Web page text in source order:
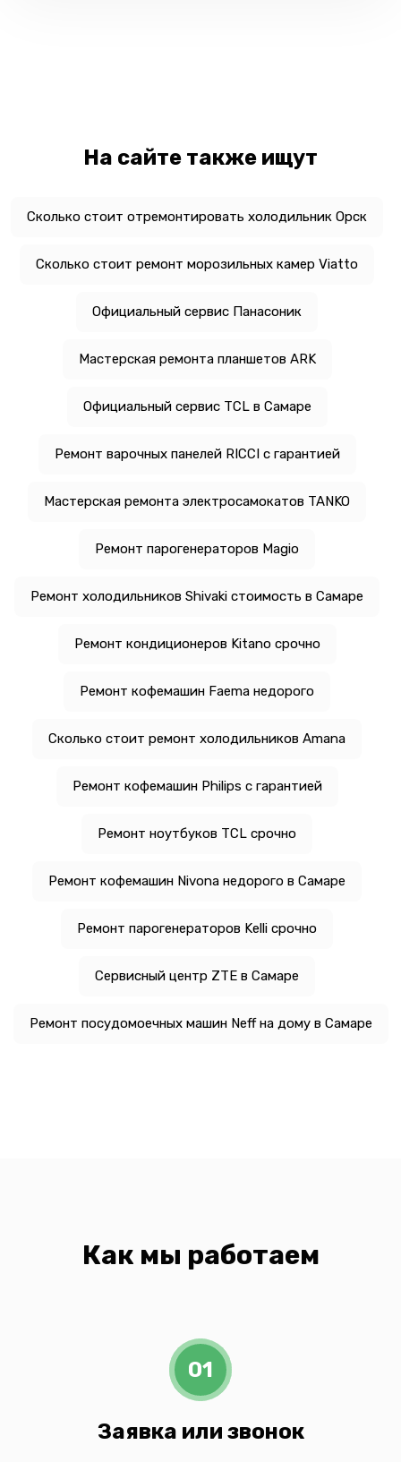
На сайте также ищут
Сколько стоит отремонтировать холодильник Орск
Сколько стоит ремонт морозильных камер Viatto
Официальный сервис Панасоник
Мастерская ремонта планшетов ARK
Официальный сервис TCL в Самаре
Ремонт варочных панелей RICCI с гарантией
Мастерская ремонта электросамокатов TANKO
Ремонт парогенераторов Magio
Ремонт холодильников Shivaki стоимость в Самаре
Ремонт кондиционеров Kitano срочно
Ремонт кофемашин Faema недорого
Сколько стоит ремонт холодильников Amana
Ремонт кофемашин Philips с гарантией
Ремонт ноутбуков TCL срочно
Ремонт кофемашин Nivona недорого в Самаре
Ремонт парогенераторов Kelli срочно
Сервисный центр ZTE в Самаре
Ремонт посудомоечных машин Neff на дому в Самаре
Как мы работаем
01
Заявка или звонок